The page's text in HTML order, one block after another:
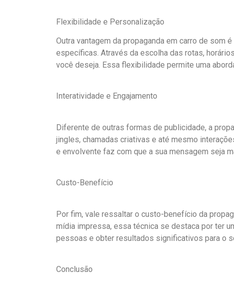
Flexibilidade e Personalização
Outra vantagem da propaganda em carro de
específicas. Através da escolha das rotas,
você deseja. Essa flexibilidade permite uma
Interatividade e Engajamento
Diferente de outras formas de publicidade, a
jingles, chamadas criativas e até mesmo
e envolvente faz com que a sua mensagem seja
Custo-Benefício
Por fim, vale ressaltar o custo-benefício da
mídia impressa, essa técnica se destaca por ter
pessoas e obter resultados significativos para o
Conclusão